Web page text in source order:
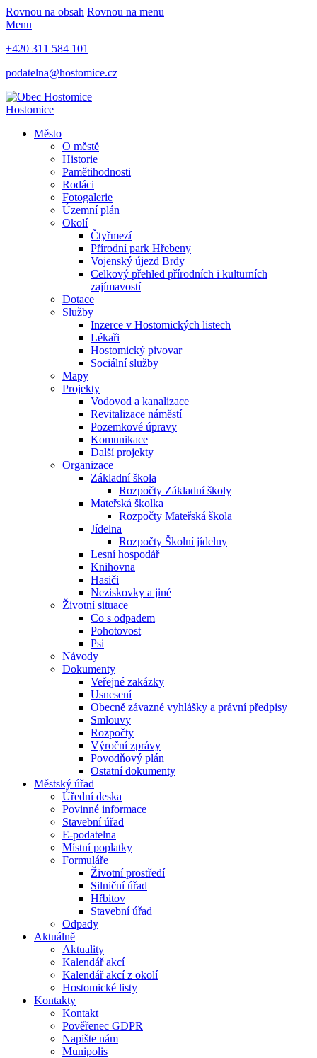
Rovnou na obsah Rovnou na menu
Menu
+420 311 584 101
podatelna@hostomice.cz
Hostomice
Město
O městě
Historie
Pamětihodnosti
Rodáci
Fotogalerie
Územní plán
Okolí
Čtyřmezí
Přírodní park Hřebeny
Vojenský újezd Brdy
Celkový přehled přírodních i kulturních
zajímavostí
Dotace
Služby
Inzerce v Hostomických listech
Lékaři
Hostomický pivovar
Sociální služby
Mapy
Projekty
Vodovod a kanalizace
Revitalizace náměstí
Pozemkové úpravy
Komunikace
Další projekty
Organizace
Základní škola
Rozpočty Základní školy
Mateřská školka
Rozpočty Mateřská škola
Jídelna
Rozpočty Školní jídelny
Lesní hospodář
Knihovna
Hasiči
Neziskovky a jiné
Životní situace
Co s odpadem
Pohotovost
Psi
Návody
Dokumenty
Veřejné zakázky
Usnesení
Obecně závazné vyhlášky a právní předpisy
Smlouvy
Rozpočty
Výroční zprávy
Povodňový plán
Ostatní dokumenty
Městský úřad
Úřední deska
Povinné informace
Stavební úřad
E-podatelna
Místní poplatky
Formuláře
Životní prostředí
Silniční úřad
Hřbitov
Stavební úřad
Odpady
Aktuálně
Aktuality
Kalendář akcí
Kalendář akcí z okolí
Hostomické listy
Kontakty
Kontakt
Pověřenec GDPR
Napište nám
Munipolis